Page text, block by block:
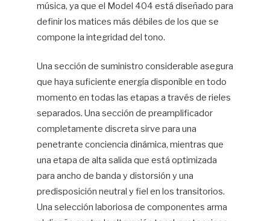
música, ya que el Model 404 está diseñado para
definir los matices más débiles de los que se
compone la integridad del tono.
Una sección de suministro considerable asegura
que haya suficiente energía disponible en todo
momento en todas las etapas a través de rieles
separados. Una sección de preamplificador
completamente discreta sirve para una
penetrante conciencia dinámica, mientras que
una etapa de alta salida que está optimizada
para ancho de banda y distorsión y una
predisposición neutral y fiel en los transitorios.
Una selección laboriosa de componentes arma